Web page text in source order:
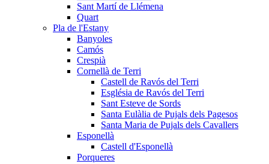
Sant Martí de Llémena
Quart
Pla de l'Estany
Banyoles
Camós
Crespià
Cornellà de Terri
Castell de Ravós del Terri
Església de Ravós del Terri
Sant Esteve de Sords
Santa Eulàlia de Pujals dels Pagesos
Santa Maria de Pujals dels Cavallers
Esponellà
Castell d'Esponellà
Porqueres